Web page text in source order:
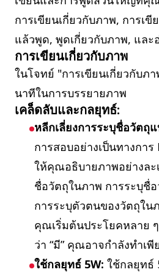
การเขียนเกี่ยวกับภาพ, การเ
แล้วพูด, พูดเกี่ยวกับภาพ, และ
การเขียนเกี่ยวกับภาพ
ในโจทย์ "การเขียนเกี่ยวกับภ
นาทีในการบรรยายภาพ
เคล็ดลับและกลยุทธ์:
หลีกเลี่ยงการระบุชื่อวัตถุ
การสอบอย่างเป็นทางกา
ให้คุณอธิบายภาพอย่างละ
ชื่อวัตถุในภาพ การระบุชื่
การระบุตัวตนของวัตถุใน
คุณเริ่มต้นประโยคหลาย
ว่า “มี” คุณอาจกำลังทำเ
ใช้กลยุทธ์ 5W: ใช้กลยุทธ์